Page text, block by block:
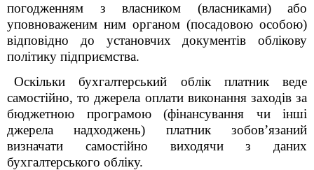
погодженням з власником (власниками) або
уповноваженим ним органом (посадовою особою)
відповідно до установчих документів облікову
політику підприємства.
Оскільки бухгалтерський облік платник веде
самостійно, то джерела оплати виконання заходів за
бюджетною програмою (фінансування чи інші
джерела надходжень) платник зобов’язаний
визначати самостійно виходячи з даних
бухгалтерського обліку.